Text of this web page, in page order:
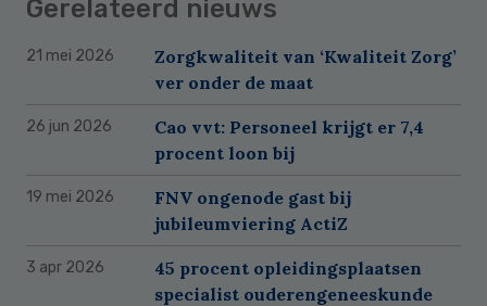
Gerelateerd nieuws
21 mei 2026
Zorgkwaliteit van ‘Kwaliteit Zorg’
ver onder de maat
26 jun 2026
Cao vvt: Personeel krijgt er 7,4
procent loon bij
19 mei 2026
FNV ongenode gast bij
jubileumviering ActiZ
3 apr 2026
45 procent opleidingsplaatsen
specialist ouderengeneeskunde